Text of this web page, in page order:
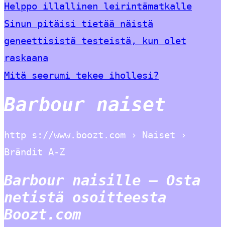
Helppo illallinen leirintämatkalle
Sinun pitäisi tietää näistä
geneettisistä testeistä, kun olet
raskaana
Mitä seerumi tekee ihollesi?
Barbour naiset
http s://www.boozt.com › Naiset ›
Brändit A-Z
Barbour naisille – Osta
netistä osoitteesta
Boozt.com